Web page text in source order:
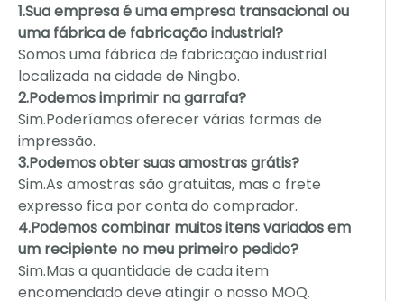
1.Sua empresa é uma empresa transacional ou
uma fábrica de fabricação industrial?
Somos uma fábrica de fabricação industrial
localizada na cidade de Ningbo.
2.Podemos imprimir na garrafa?
Sim.Poderíamos oferecer várias formas de
impressão.
3.Podemos obter suas amostras grátis?
Sim.As amostras são gratuitas, mas o frete
expresso fica por conta do comprador.
4.Podemos combinar muitos itens variados em
um recipiente no meu primeiro pedido?
Sim.Mas a quantidade de cada item
encomendado deve atingir o nosso MOQ.